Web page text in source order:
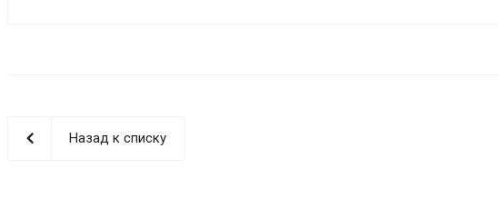
Назад к списку